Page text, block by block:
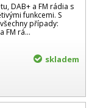
DAB+ a FM rádia s
funkcemi. S
případy:
FM rá...
skladem